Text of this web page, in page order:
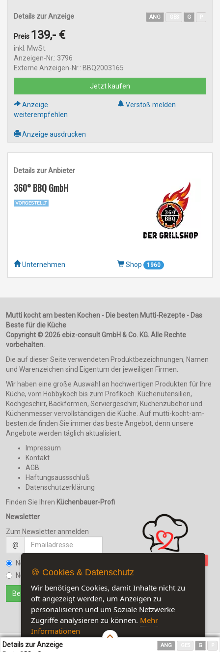
Details zur Anzeige ANG G
Preis 139,- €
inkl. MwSt.
Anzeigen-Nr.: 3796
Externe Anzeigen-Nr.: BBQ2003165
Jetzt kaufen
Anzeige
weiterempfehlen
Verstoß melden
Anzeige ausdrucken
Details zur Anbieter
360° BBQ GmbH
Unternehmen Shop 1960
Details zur Anzeige ANG G
Mutti kocht am besten Kochen - Die besten Mutti-Rezepte - Das
Beste für die Küche
Copyright © 2026 ebiz-consult GmbH & Co. KG. Alle Rechte
vorbehalten.
Die auf dieser Seite verwendeten Produktbezeichnungen, Namen
und Warenzeichen sind Eigentum der jeweiligen Firmen.
Wir haben eine große Auswahl an hochwertigen Produkten für Ihre
Küche, vom Hobbykoch bis zum Profikoch. Küchenutensilien,
Kochgeschirr, Backformen, Serviergeschirr, Küchenzubehör und
Küchenmesser vervollständigen die Küche. Auf mutti-kocht-am-
besten.de finden Sie immer das beste Angebot, denn unsere
Angebote werden täglich aktualisiert.
Impressum
Kontakt
AGB
Haftungsaussschluß
Datenschutzerklärung
Finden Sie Ihren Küchenbauer-Profi
Newsletter
Zum Newsletter anmelden
@
Newsletter bestellen
Newsletter kündigen
🍪 Cookies & Datenschutz
Wir benötigen Cookies, damit Inhalte nicht zu
oft angezeigt werden, um Anzeigen zu
personalisieren und um Soziale Netzwerke
Zugriffe analysieren zu können. Mehr
Informationen
Customise Cookies